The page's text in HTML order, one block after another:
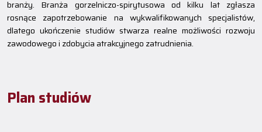
branży. Branża gorzelniczo-spirytusowa od kilku lat zgłasza
rosnące zapotrzebowanie na wykwalifikowanych specjalistów,
dlatego ukończenie studiów stwarza realne możliwości rozwoju
zawodowego i zdobycia atrakcyjnego zatrudnienia.
Plan studiów